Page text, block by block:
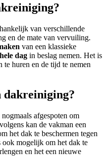
van verschillende
en de mate van vervuiling.
van een klassieke
dag in beslag nemen. Het is
te huren en de tijd te nemen
dakreiniging?
afgespoten om
kan de vakman een
het dak te beschermen tegen
mogelijk om het dak te
en het een nieuwe